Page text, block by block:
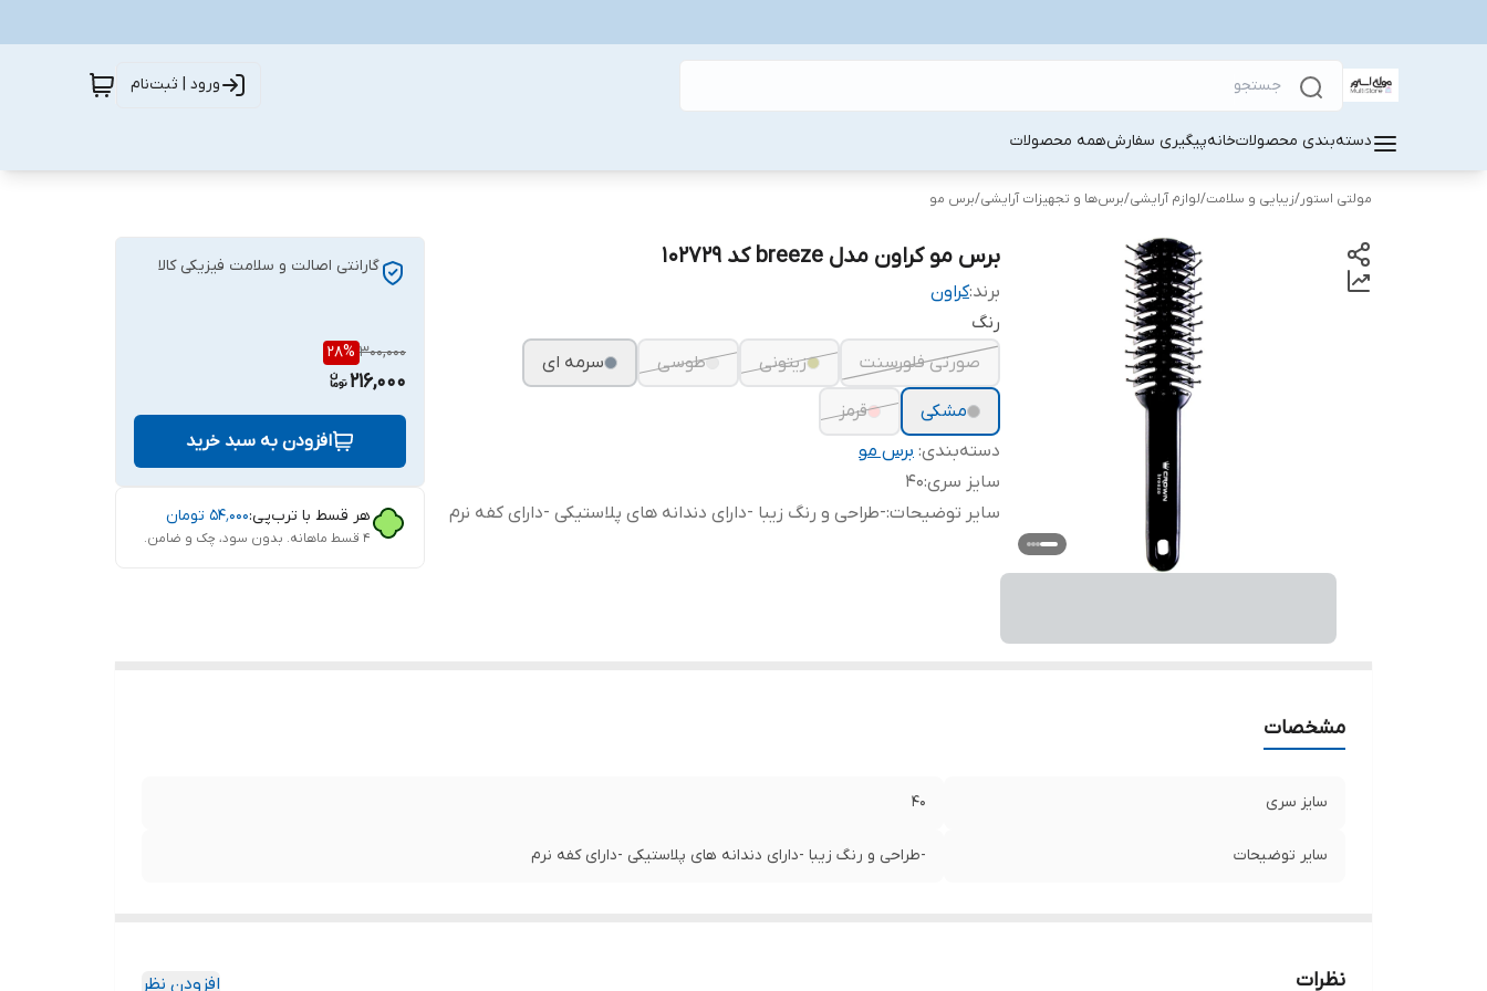
ورود | ثبت‌نام
دسته‌بندی محصولاتخانهپیگیری سفارشهمه محصولات
مولتی استور/زیبایی و سلامت/لوازم آرایشی/برس‌ها و تجهیزات آرایشی/برس مو
برس مو کراون مدل breeze کد 102729
برند:کراون
رنگ
صورتی فلورسنت
زیتونی طوسی سرمه ای
مشکی
قرمز
دسته‌بندی: برس مو
سایز سری:
40
سایر توضیحات:-طراحی و رنگ زیبا -دارای دندانه های پلاستیکی -دارای کفه نرم
گارانتی اصالت و سلامت فیزیکی کالا
300,000
28%
216,000
افزودن به سبد خرید
هر قسط با ترب‌پی:۵۴٬۰۰۰ تومان
۴ قسط ماهانه. بدون سود، چک و ضامن.
مشخصات
سایز سری 40
سایر توضیحات -طراحی و رنگ زیبا -دارای دندانه های پلاستیکی -دارای کفه نرم
نظرات افزودن نظر